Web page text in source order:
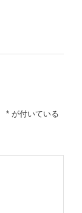
*が付いている